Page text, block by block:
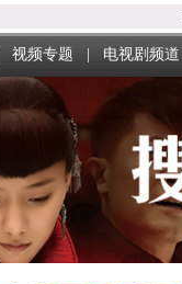
视频专题 电视剧频道